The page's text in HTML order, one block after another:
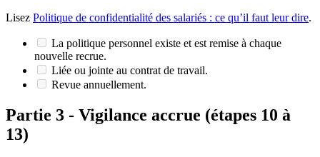
Lisez Politique de confidentialité des salariés : ce qu’il faut leur dire.
La politique personnel existe et est remise à chaque
nouvelle recrue.
Liée ou jointe au contrat de travail.
Revue annuellement.
Partie 3 - Vigilance accrue (étapes 10 à
13)